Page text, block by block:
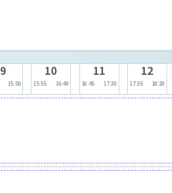
9
15:50
10
15:55 16:40
11
16:45 17:30
12
17:35 18:20